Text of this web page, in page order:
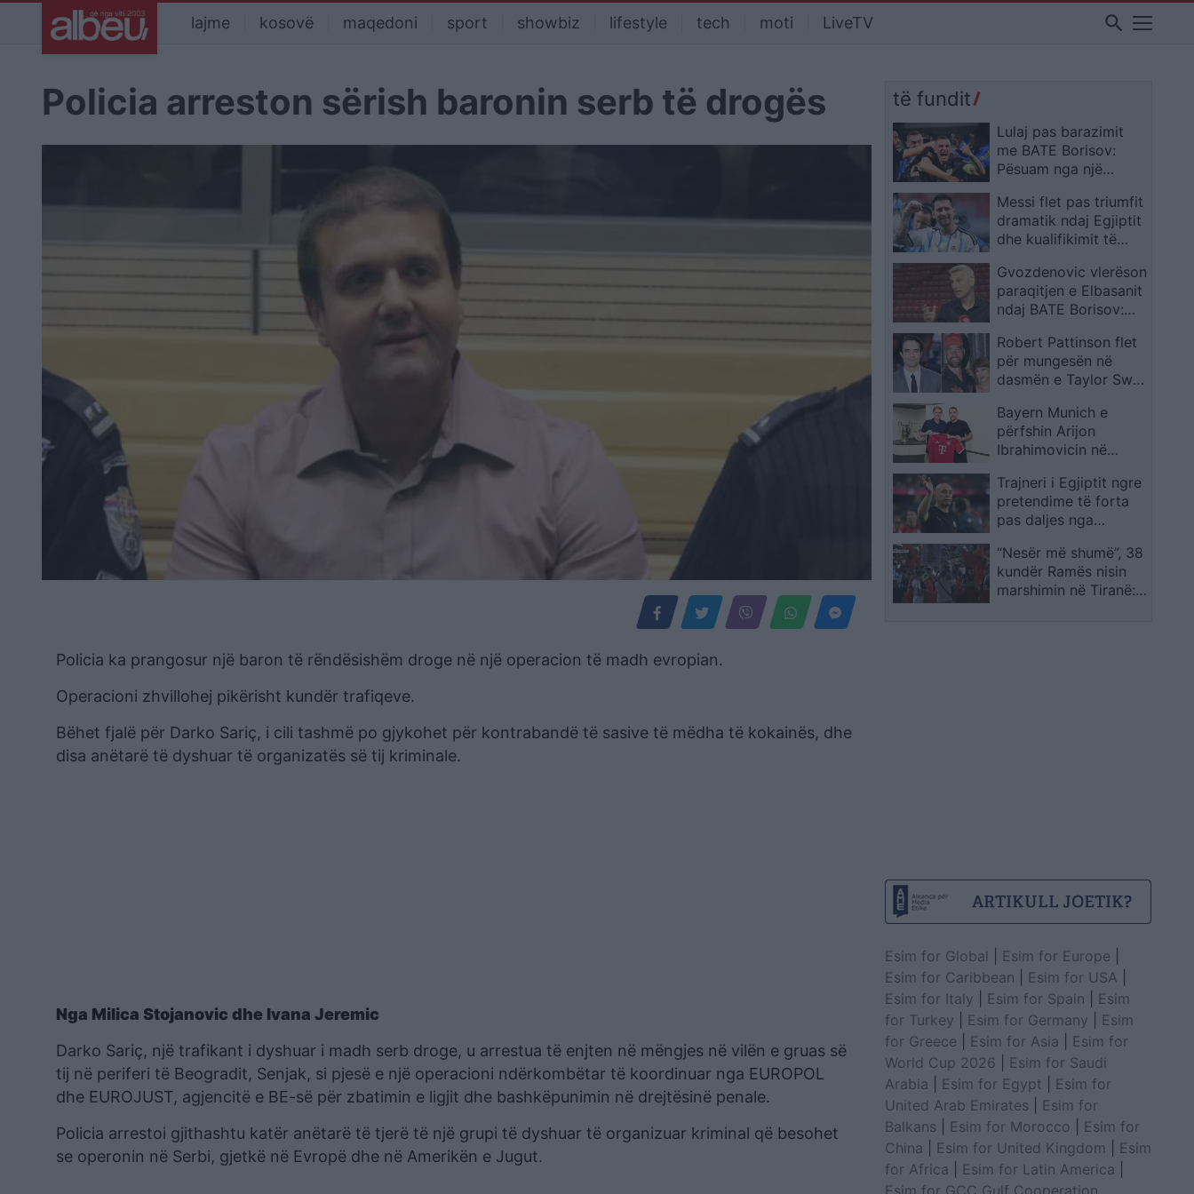
lajme kosovë maqedoni sport showbiz lifestyle tech moti LiveTV search
Policia arreston sërish baronin serb të drogës
Policia ka prangosur një baron të rëndësishëm droge në një operacion të madh evropian.
Operacioni zhvillohej pikërisht kundër trafiqeve.
Bëhet fjalë për Darko Sariç, i cili tashmë po gjykohet për kontrabandë të sasive të mëdha të kokainës, dhe
disa anëtarë të dyshuar të organizatës së tij kriminale.
Nga Milica Stojanovic dhe Ivana Jeremic
Darko Sariç, një trafikant i dyshuar i madh serb droge, u arrestua të enjten në mëngjes në vilën e gruas së
tij në periferi të Beogradit, Senjak, si pjesë e një operacioni ndërkombëtar të koordinuar nga EUROPOL
dhe EUROJUST, agjencitë e BE-së për zbatimin e ligjit dhe bashkëpunimin në drejtësinë penale.
Policia arrestoi gjithashtu katër anëtarë të tjerë të një grupi të dyshuar të organizuar kriminal që besohet
se operonin në Serbi, gjetkë në Evropë dhe në Amerikën e Jugut.
të fundit
Lulaj pas barazimit
me BATE Borisov:
Pësuam nga një
por kualifikimi mbetet
i hapur
Messi flet pas triumfit
dramatik ndaj Egjiptit
dhe kualifikimit të
Gvozdenovic vlerëson
paraqitjen e Elbasanit
ndaj BATE Borisov:
hapur, është 50-50
pavarësisht largimit të
12 lojtarëve
Robert Pattinson flet
për mungesën në
dasmën e Taylor Swift
Bayern Munich e
përfshin Arijon
Ibrahimovicin në
Kompany vendos për
sezonin e ri
Trajneri i Egjiptit ngre
pretendime të forta
pas daljes nga
Argjentinës
“Nesër më shumë”, 38
kundër Ramës nisin
marshimin në Tiranë:
Esim for Global Esim for Europe
Esim for Caribbean
Esim for USA
Esim for Italy
Esim for Spain
Esim
for Turkey
Esim for Germany
Esim
for Greece
Esim for Asia
Esim for
World Cup 2026
Esim for Saudi
Arabia
Esim for Egypt
Esim for
United Arab Emirates
Esim for
Balkans
Esim for Morocco
Esim for
China
Esim for United Kingdom
Esim
for Africa
Esim for Latin America
Esim for GCC Gulf Cooperation